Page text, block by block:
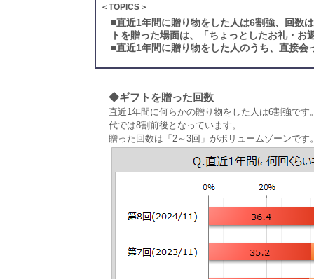
＜TOPICS＞
■直近1年間に贈り物をした人は6割強、回数
トを贈った場面は、「ちょっとしたお礼・お
■直近1年間に贈り物をした人のうち、直接
◆ギフトを贈った回数
直近1年間に何らかの贈り物をした人は6割強で
代では8割前後となっています。
贈った回数は「2～3回」がボリュームゾーンです